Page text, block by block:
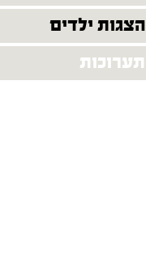
הצגות ילדים
תערוכות